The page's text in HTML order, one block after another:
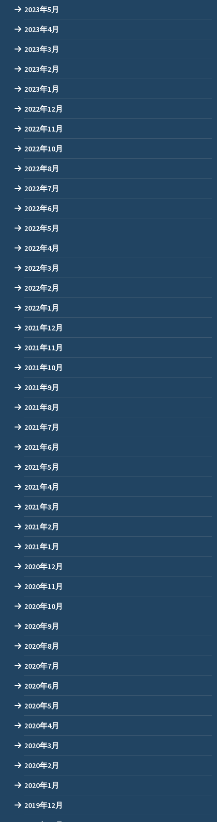
2023年5月
2023年4月
2023年3月
2023年2月
2023年1月
2022年12月
2022年11月
2022年10月
2022年8月
2022年7月
2022年6月
2022年5月
2022年4月
2022年3月
2022年2月
2022年1月
2021年12月
2021年11月
2021年10月
2021年9月
2021年8月
2021年7月
2021年6月
2021年5月
2021年4月
2021年3月
2021年2月
2021年1月
2020年12月
2020年11月
2020年10月
2020年9月
2020年8月
2020年7月
2020年6月
2020年5月
2020年4月
2020年3月
2020年2月
2020年1月
2019年12月